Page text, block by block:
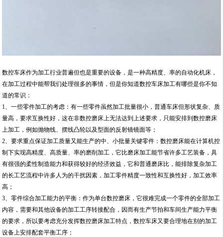
数控车床作为加工行业普遍但也是重要的设备，是一种高精度、率的自动化机床，
在加工过程中能帮我们处理很多的事情，但是你知道数控车床加工有哪些是你不知
道的常识：
1、一些零件加工的考虑：有一些零件虽然加工批量很小，普通车床但形状复杂、质
量高，要求互换性好，这在非数控磨床上无法达到上述要求，只能安排到数控磨床
上加工，例如抛物线、摆线凸轮以及型面的反射镜镜面等；
2、要求重点保证加工质量又能生产的中、小批量关键零件：数控磨床能在计算机控
制下实现高精度、高质量、率的磨削加工，它比磨床加工能节省许多工艺装备，具
有很强的柔性制造能力和获得较好的经济效益，它和普通磨床比，能排除复杂加工
的长工艺流程中许多人为的干扰因素，加工零件精度一致性和互换性好，加工效率
高；
3、零件综合加工能力的平衡：作为单台数控磨床，它很难完成一个零件的全部加工
内容，需要和其他设备的加工工序转接配合，因而有生产节拍和车间生产能力平衡
的要求，所以要考虑充分发挥数控磨床加工特点，数控车床又要合理地在别的加工
设备上安排配套平衡工序；